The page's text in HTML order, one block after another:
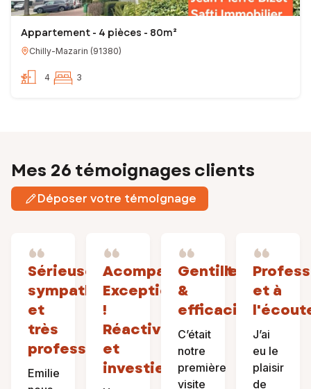
Appartement - 4 pièces - 80m²
Chilly-Mazarin (91380)
4 3
Mes 26 témoignages clients
Déposer votre témoignage
Sérieuse,
sympathique
et
très
professionnelle
Emilie
Acompagnement
Exceptionnel
!
Réactive
et
investie!
Gentillesse
&
efficacité
C’était
notre
première
visite
et à
J’ai
eu le
plaisir
de